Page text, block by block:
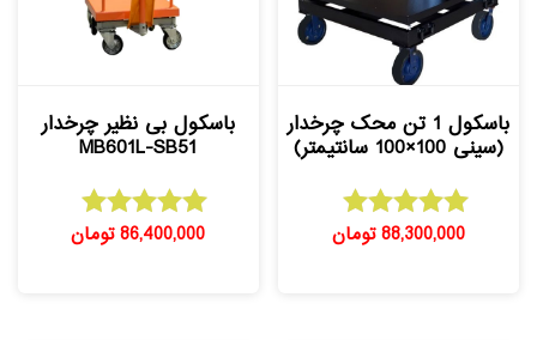
باسکول 1 تن محک چرخدار
(سینی 100×100 سانتیمتر)
امتیاز
5.00
88,300,000تومان
باسکول بی نظیر چرخدار
MB601L-SB51
امتیاز
5.00
86,400,000تومان